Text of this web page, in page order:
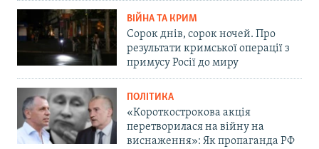
ВІЙНА ТА КРИМ
Сорок днів, сорок ночей. Про
результати кримської операції з
примусу Росії до миру
ПОЛІТИКА
«Короткострокова акція
перетворилася на війну на
виснаження»: Як пропаганда РФ